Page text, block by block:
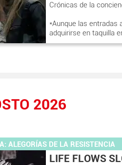
Crónicas de la
*Aunque las entradas
adquirirse en taquilla
2026
ALEGORÍAS DE LA RESISTENCIA
LIFE FLOWS